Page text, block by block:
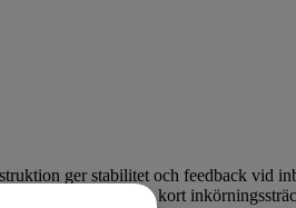
ger stabilitet och feedback vid
extremt säker och kort